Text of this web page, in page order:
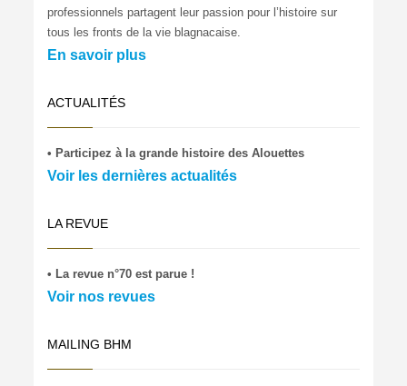
professionnels partagent leur passion pour l’histoire sur
tous les fronts de la vie blagnacaise.
En savoir plus
ACTUALITÉS
• Participez à la grande histoire des Alouettes
Voir les dernières actualités
LA REVUE
• La revue n°70 est parue !
Voir nos revues
MAILING BHM